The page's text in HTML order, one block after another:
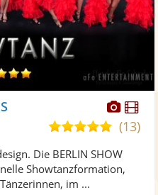
Fotos
5,0
5
Sternen
(13)
Die BERLIN SHOW
Showtanzformation,
im ...